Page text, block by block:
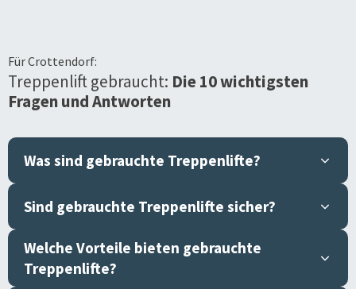
FürCrottendorf:
Treppenlift gebraucht: Die 10 wichtigsten
Fragen und Antworten
Was sind gebrauchte Treppenlifte?
Sind gebrauchte Treppenlifte sicher?
Welche Vorteile bieten gebrauchte
Treppenlifte?